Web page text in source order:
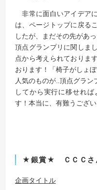
非常に面白いアイデア
は、ページトップに戻る
したが、まだその先があ
頂点グランプリに関しま
点から考えられておりま
おります！「椅子がしょ
人気のものが…頂点グラン
してから実行に移せれ
す！本当に、有難うござい
★銀賞★ ＣＣＣさ
企画タイトル